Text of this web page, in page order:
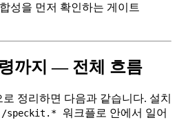
성을 먼저 확인하는 게이트
까지 — 전체 흐름
정리하면 다음과 같습니다. 설치
/speckit.* 워크플로 안에서 일어